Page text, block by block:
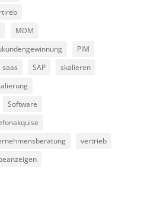
MDM
PIM
saas SAP
skalieren
Software
vertrieb